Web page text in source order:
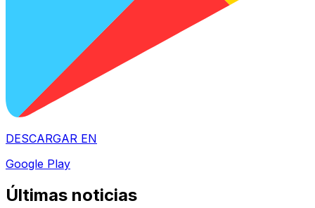
DESCARGAR EN
Google Play
Últimas noticias